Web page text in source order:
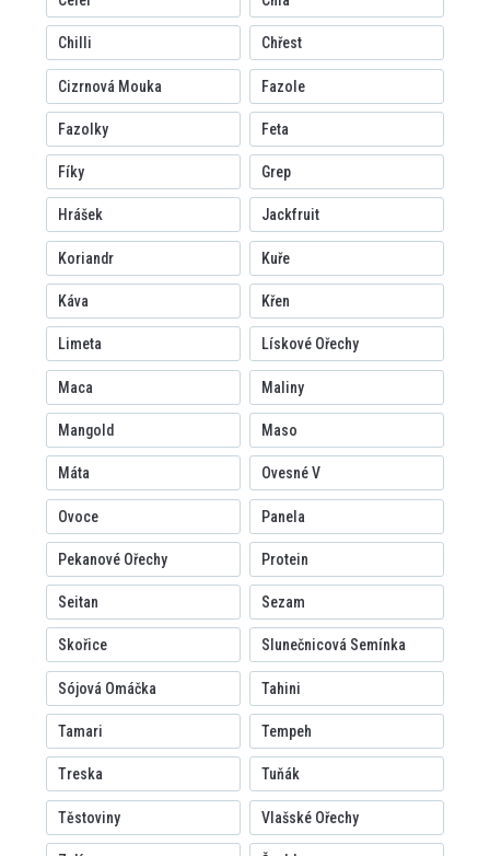
Chilli Chřest
Cizrnová Mouka Fazole
Fazolky Feta
Fíky Grep
Hrášek Jackfruit
Koriandr Kuře
Káva Křen
Limeta Lískové Ořechy
Maca Maliny
Mangold Maso
Máta Ovesné V
Ovoce Panela
Pekanové Ořechy Protein
Seitan Sezam
Skořice Slunečnicová Semínka
Sójová Omáčka Tahini
Tamari Tempeh
Treska Tuňák
Těstoviny Vlašské Ořechy